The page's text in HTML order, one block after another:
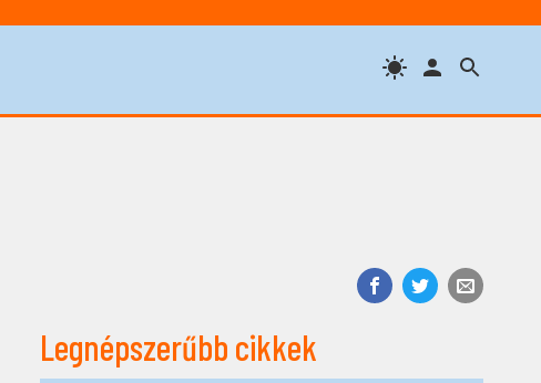
Legnépszerűbb cikkek